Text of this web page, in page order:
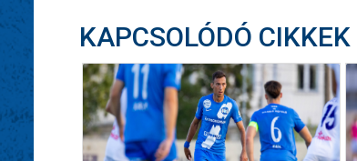
KAPCSOLÓDÓ CIKKEK